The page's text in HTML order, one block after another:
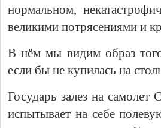
нормальном,
великими потрясениями и
В нём мы видим образ
если бы не купилась на
Государь залез на самолет
испытывает на себе